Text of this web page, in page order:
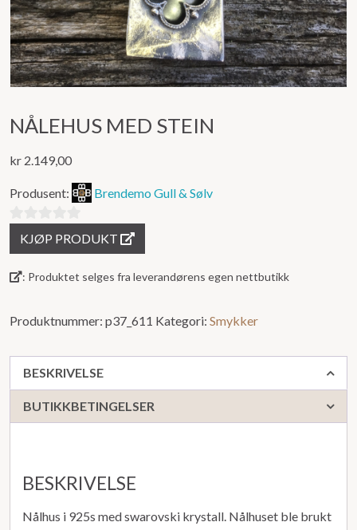
NÅLEHUS MED STEIN
kr 2.149,00
Produsent: Brendemo Gull & Sølv
ut
av
KJØP PRODUKT
: Produktet selges fra leverandørens egen nettbutikk
Produktnummer: p37_611 Kategori: Smykker
BESKRIVELSE
BUTIKKBETINGELSER
BESKRIVELSE
Nålhus i 925s med swarovski krystall. Nålhuset ble brukt